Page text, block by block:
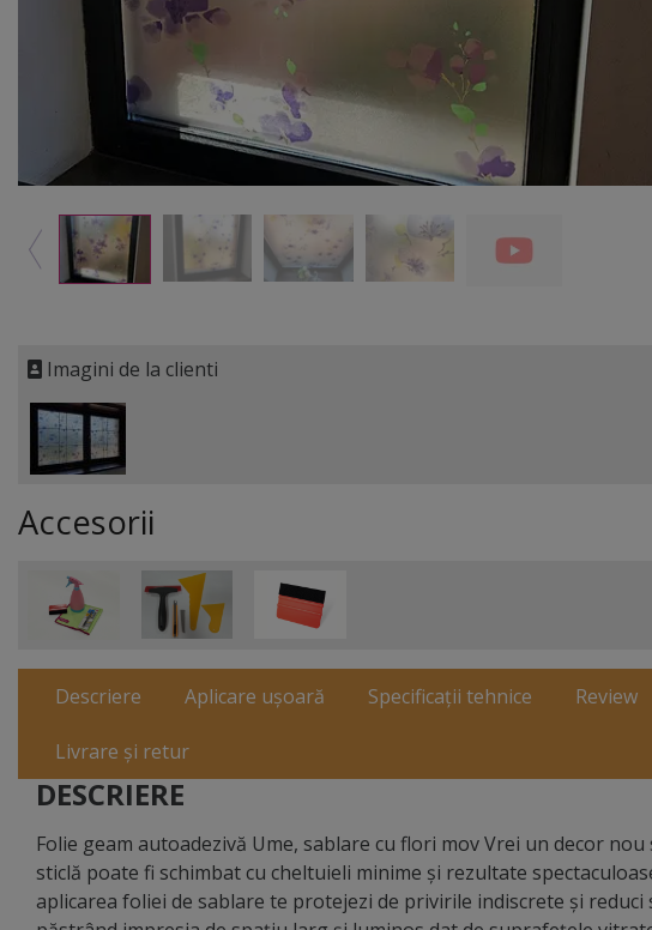
Imagini de la clienti
Accesorii
Descriere Aplicare ușoară Specificații tehnice Review
Livrare și retur
DESCRIERE
Folie geam autoadezivă Ume, sablare cu flori mov Vrei un decor
sticlă poate fi schimbat cu cheltuieli minime şi rezultate
aplicarea foliei de sablare te protejezi de privirile indiscrete şi